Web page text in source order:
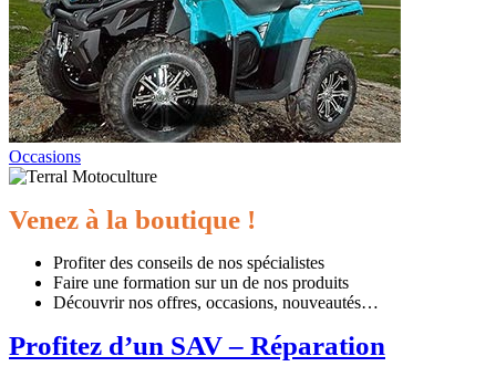
Occasions
Venez à la boutique !
Profiter des conseils de nos spécialistes
Faire une formation sur un de nos produits
Découvrir nos offres, occasions, nouveautés…
Profitez d’un SAV – Réparation